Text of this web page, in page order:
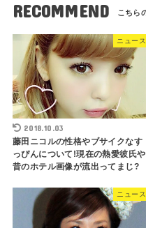
RECOMMEND
ニュース
2018.10.03
藤田ニコルの性格やブサイクなす
っぴんについて!現在の熱愛彼氏や
昔のホテル画像が流出ってまじ?
ニュース